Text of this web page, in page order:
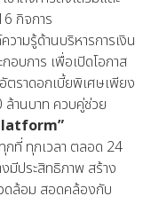
กิจการ
ามรู้ด้านบริหารการเงิน
บการ เพื่อเปิดโอกาส
ตราดอกเบี้ยพิเศษเพียง
านบาท ควบคู่ช่วย
กที่ ทุกเวลา ตลอด 24
มีประสิทธิภาพ สร้าง
ดล้อม สอดคล้องกับ